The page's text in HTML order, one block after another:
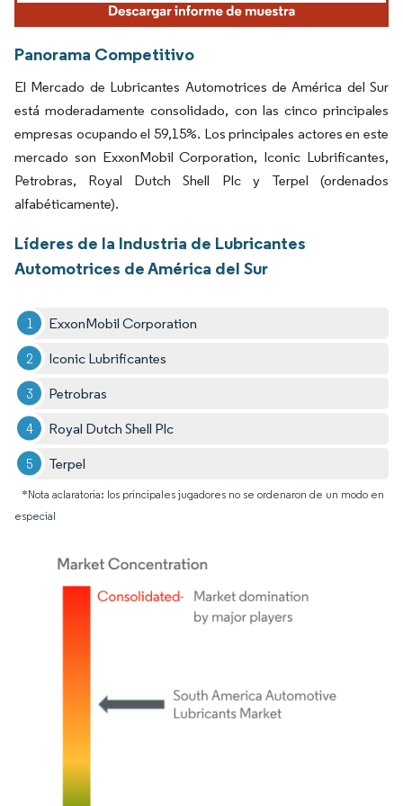
Panorama Competitivo
El Mercado de Lubricantes Automotrices de América del Sur
está moderadamente consolidado, con las cinco principales
empresas ocupando el 59,15%. Los principales actores en este
mercado son ExxonMobil Corporation, Iconic Lubrificantes,
Petrobras, Royal Dutch Shell Plc y Terpel (ordenados
alfabéticamente).
Líderes de la Industria de Lubricantes
Automotrices de América del Sur
ExxonMobil Corporation
Iconic Lubrificantes
Petrobras
Royal Dutch Shell Plc
Terpel
*Nota aclaratoria: los principales jugadores no se ordenaron de un modo en
especial